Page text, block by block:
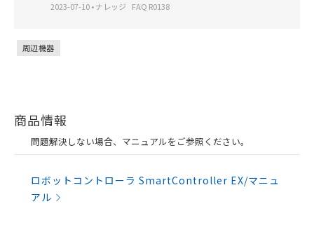
2023-07-10•ナレッジ FAQ R0138
周辺機器
商品情報
問題解決しない場合、マニュアルをご参照ください。
ロボットコントローラ SmartController EX/マニュ
アル